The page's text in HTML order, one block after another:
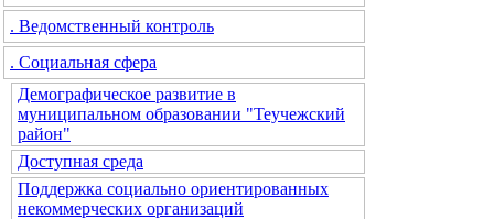
. Ведомственный контроль
. Социальная сфера
Демографическое развитие в
муниципальном образовании "Теучежский
район"
Доступная среда
Поддержка социально ориентированных
некоммерческих организаций